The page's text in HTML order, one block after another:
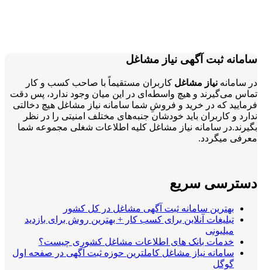
سامانه ثبت آگهی نیاز مشاغل
در سامانه نیاز مشاغلکاربران مستقیماً با صاحب کسب و کار
تماس می‌گیرند و هیچ واسطه‌ای در این میان وجود ندارد، پس دقت
فرمایید که در خرید و فروشِ شما سامانه نیاز مشاغل هیچ دخالتی
ندارد و کاربران باید خودشان جنبه‌های مختلف امنیتی را در نظر
بگیرند.در سامانه نیاز مشاغل کلیه اطلاعات شغلی مجموعه شما
معرفی میگردد.
دسترسی سریع
بهترین سامانه ثبت آگهی مشاغل در کل کشور
تبلیغات آنلاین برای کسب کار + بهترین روش برای بازدید
میلیونی
خدمات بانک های اطلاعات مشاغل کشوری چیست؟
سامانه نیاز مشاغل کاملترین حوزه ثبت آگهی در صفحه اول
گوگل